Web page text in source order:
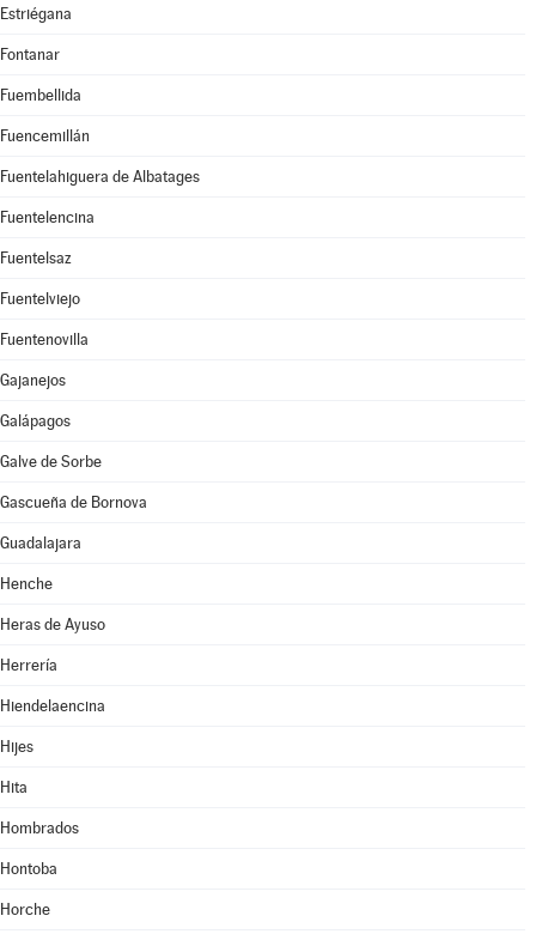
Estriégana
Fontanar
Fuembellida
Fuencemillán
Fuentelahiguera de Albatages
Fuentelencina
Fuentelsaz
Fuentelviejo
Fuentenovilla
Gajanejos
Galápagos
Galve de Sorbe
Gascueña de Bornova
Guadalajara
Henche
Heras de Ayuso
Herrería
Hiendelaencina
Hijes
Hita
Hombrados
Hontoba
Horche